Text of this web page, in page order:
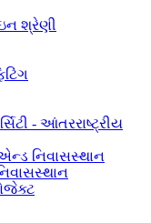
શ્રેણી
- આંતરરાષ્ટ્રીય
નિવાસસ્થાન